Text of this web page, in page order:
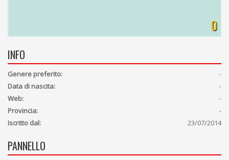
0
INFO
Genere preferito:
-
Data di nascita:
-
Web:
-
Provincia:
-
Iscritto dal:
23/07/2014
PANNELLO